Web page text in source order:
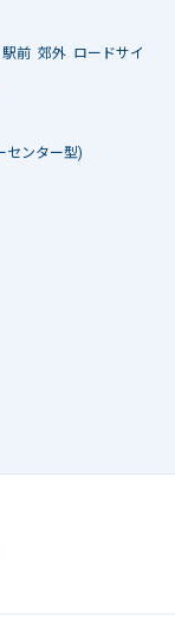
駅前 郊外 ロードサイ
センター型)